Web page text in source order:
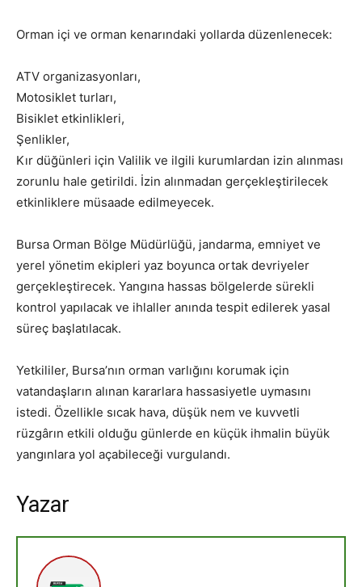
Orman içi ve orman kenarındaki yollarda düzenlenecek:
ATV organizasyonları,
Motosiklet turları,
Bisiklet etkinlikleri,
Şenlikler,
Kır düğünleri için Valilik ve ilgili kurumlardan izin alınması
zorunlu hale getirildi. İzin alınmadan gerçekleştirilecek
etkinliklere müsaade edilmeyecek.
Bursa Orman Bölge Müdürlüğü, jandarma, emniyet ve
yerel yönetim ekipleri yaz boyunca ortak devriyeler
gerçekleştirecek. Yangına hassas bölgelerde sürekli
kontrol yapılacak ve ihlaller anında tespit edilerek yasal
süreç başlatılacak.
Yetkililer, Bursa’nın orman varlığını korumak için
vatandaşların alınan kararlara hassasiyetle uymasını
istedi. Özellikle sıcak hava, düşük nem ve kuvvetli
rüzgârın etkili olduğu günlerde en küçük ihmalin büyük
yangınlara yol açabileceği vurgulandı.
Yazar